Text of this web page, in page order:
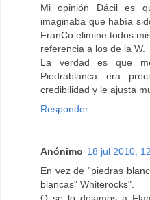
Mi opinión Dácil es
imaginaba que había
FranCo elimine todos
referencia a los de la W.
La verdad es que
Piedrablanca era
credibilidad y le ajusta
Responder
Anónimo 18 jul 2010,
En vez de "piedras
blancas" Whiterocks".